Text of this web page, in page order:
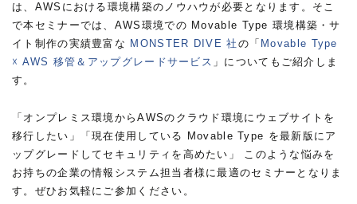
は、AWSにおける環境構築のノウハウが必要となります。そこ
で本セミナーでは、AWS環境での Movable Type 環境構築・サ
イト制作の実績豊富な MONSTER DIVE 社 の「 Movable Type
☓ AWS 移管＆アップグレードサービス 」についてもご紹介しま
す。
「オンプレミス環境からAWSのクラウド環境にウェブサイトを
移行したい」「現在使用している Movable Type を最新版にア
ップグレードしてセキュリティを高めたい」 このような悩みを
お持ちの企業の情報システム担当者様に最適のセミナーとなりま
す。ぜひお気軽にご参加ください。